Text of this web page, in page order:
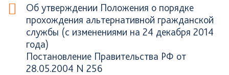
Об утверждении Положения о порядке
прохождения альтернативной гражданской
службы (с изменениями на 24 декабря 2014
года)
Постановление Правительства РФ от
28.05.2004 N 256